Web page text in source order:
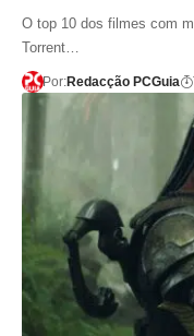
O top 10 dos filmes com
Torrent…
Por:Redacção PCGuia